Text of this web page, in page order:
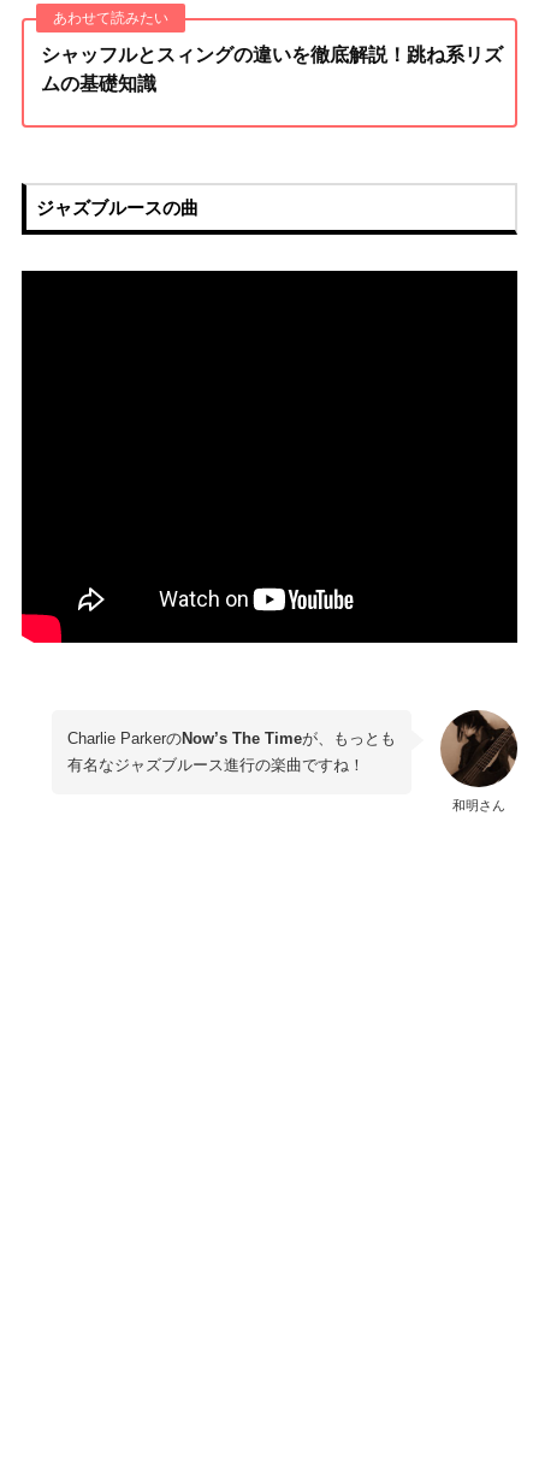
シャッフルとスィングの違いを徹底解説！跳ね系リズ
ムの基礎知識
ジャズブルースの曲
和明さん
Charlie ParkerのNow’s The Timeが、もっとも
有名なジャズブルース進行の楽曲ですね！